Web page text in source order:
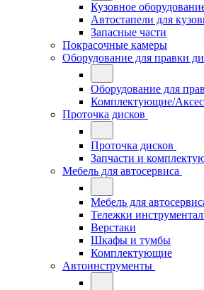
Кузовное
Автостапели для
Запасные части
Покрасочные камеры
Оборудование для правки
Оборудование для
Комплектующие/
Проточка дисков
Проточка дисков
Запчасти и
Мебель для автосервиса
Мебель для
Тележки
Верстаки
Шкафы и тумбы
Комплектующие
Автоинструменты